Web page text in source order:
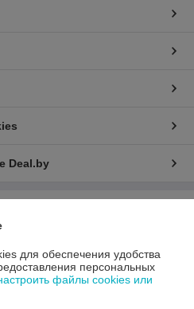
Deal.by
1-6
для обеспечения удобства
персональных
файлы cookies или